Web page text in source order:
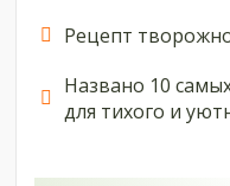
Рецепт
Названо 10
для тихого и